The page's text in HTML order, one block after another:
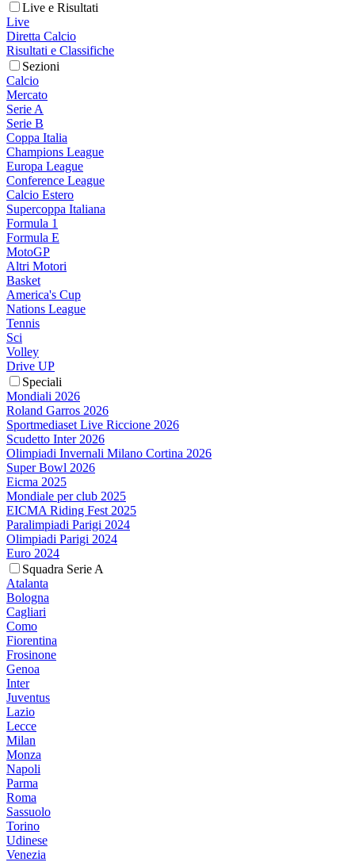
Live e Risultati
Live
Diretta Calcio
Risultati e Classifiche
Sezioni
Calcio
Mercato
Serie A
Serie B
Coppa Italia
Champions League
Europa League
Conference League
Calcio Estero
Supercoppa Italiana
Formula 1
Formula E
MotoGP
Altri Motori
Basket
America's Cup
Nations League
Tennis
Sci
Volley
Drive UP
Speciali
Mondiali 2026
Roland Garros 2026
Sportmediaset Live Riccione 2026
Scudetto Inter 2026
Olimpiadi Invernali Milano Cortina 2026
Super Bowl 2026
Eicma 2025
Mondiale per club 2025
EICMA Riding Fest 2025
Paralimpiadi Parigi 2024
Olimpiadi Parigi 2024
Euro 2024
Squadra Serie A
Atalanta
Bologna
Cagliari
Como
Fiorentina
Frosinone
Genoa
Inter
Juventus
Lazio
Lecce
Milan
Monza
Napoli
Parma
Roma
Sassuolo
Torino
Udinese
Venezia